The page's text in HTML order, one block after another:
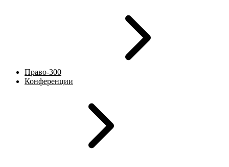
Право-300
Конференции